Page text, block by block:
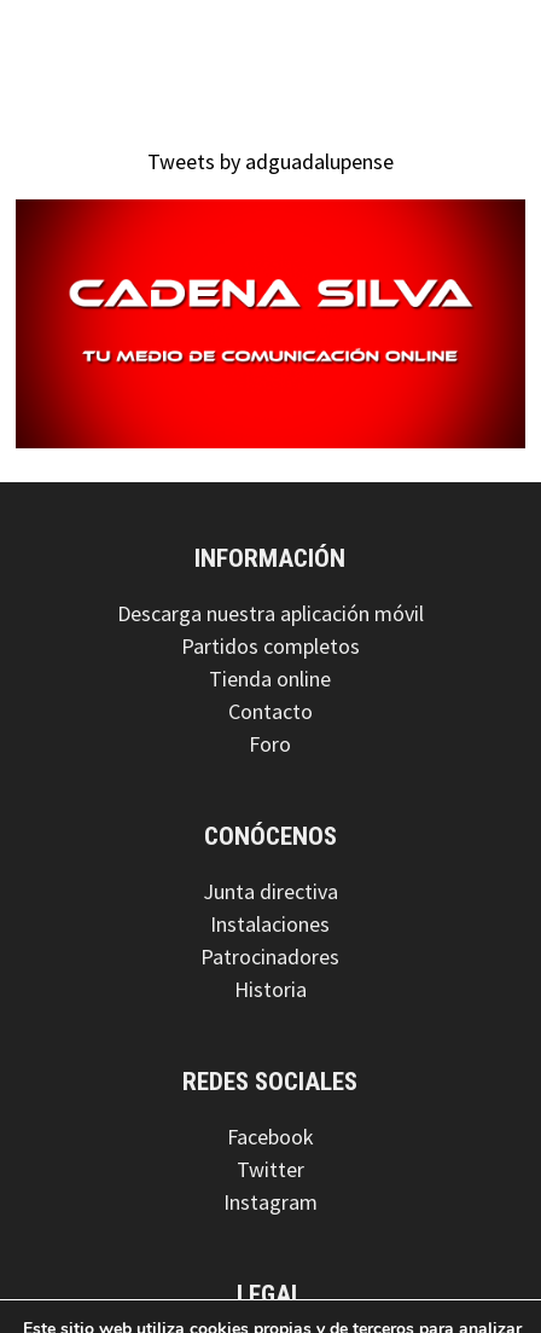
Tweets by adguadalupense
INFORMACIÓN
Descarga nuestra aplicación móvil
Partidos completos
Tienda online
Contacto
Foro
CONÓCENOS
Junta directiva
Instalaciones
Patrocinadores
Historia
REDES SOCIALES
Facebook
Twitter
Instagram
LEGAL